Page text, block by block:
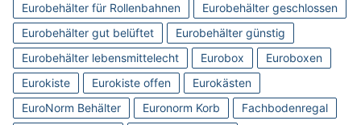
Eurobehälter für Rollenbahnen
Eurobehälter geschlossen
Eurobehälter gut belüftet
Eurobehälter günstig
Eurobehälter lebensmittelecht
Eurobox
Euroboxen
Eurokiste
Eurokiste offen
Eurokästen
EuroNorm Behälter
Euronorm Korb
Fachbodenregal